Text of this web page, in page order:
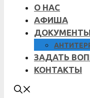
О НАС
АФИША
ДОКУМЕНТЫ
ЗАДАТЬ
КОНТАКТЫ